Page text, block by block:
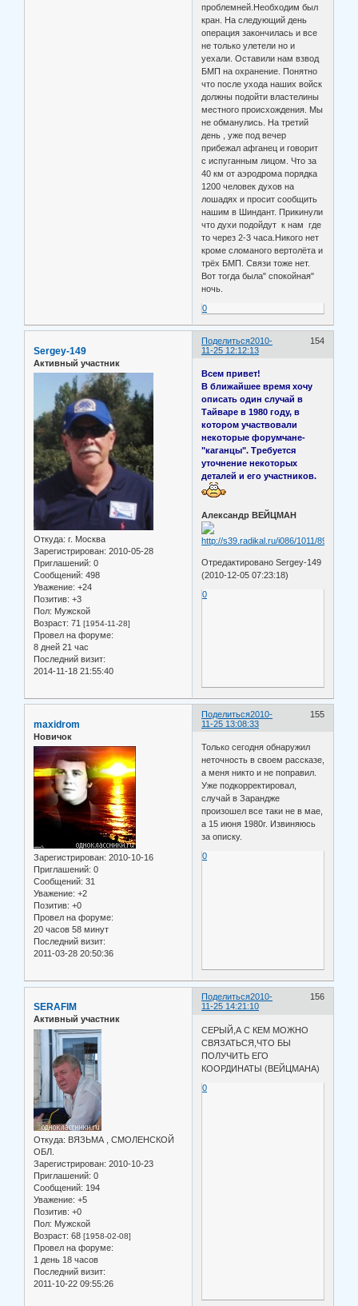
проблемней.Необходим был
кран. На следующий день
операция закончилась и все
не только улетели но и
уехали. Оставили нам взвод
БМП на охранение. Понятно
что после ухода наших войск
должны подойти властелины
местного происхождения. Мы
не обманулись. На третий
день , уже под вечер
прибежал афганец и говорит
с испуганным лицом. Что за
40 км от аэродрома порядка
1200 человек духов на
лошадях и просит сообщить
нашим в Шиндант. Прикинули
что духи подойдут к нам где
то через 2-3 часа.Никого нет
кроме сломаного вертолёта и
трёх БМП. Связи тоже нет.
Вот тогда была" спокойная"
ночь.
0
Поделиться 154
2010-
11-25 12:12:13
Sergey-149
Активный участник
Откуда: г. Москва
Зарегистрирован: 2010-05-28
Приглашений: 0
Сообщений: 498
Уважение: +24
Позитив: +3
Пол: Мужской
Возраст: 71 [1954-11-28]
Провел на форуме:
8 дней 21 час
Последний визит:
2014-11-18 21:55:40
Всем привет!
В ближайшее время хочу
описать один случай в
Тайваре в 1980 году, в
котором участвовали
некоторые форумчане-
"каганцы". Требуется
уточнение некоторых
деталей и его участников.
Александр ВЕЙЦМАН
Отредактировано Sergey-149
(2010-12-05 07:23:18)
0
Поделиться 155
2010-
11-25 13:08:33
maxidrom
Новичок
Зарегистрирован: 2010-10-16
Приглашений: 0
Сообщений: 31
Уважение: +2
Позитив: +0
Провел на форуме:
20 часов 58 минут
Последний визит:
2011-03-28 20:50:36
Только сегодня обнаружил
неточность в своем рассказе,
а меня никто и не поправил.
Уже подкорректировал,
случай в Зарандже
произошел все таки не в мае,
а 15 июня 1980г. Извиняюсь
за описку.
0
Поделиться 156
2010-
11-25 14:21:10
SERAFIM
Активный участник
Откуда: ВЯЗЬМА , СМОЛЕНСКОЙ
ОБЛ.
Зарегистрирован: 2010-10-23
Приглашений: 0
Сообщений: 194
Уважение: +5
Позитив: +0
Пол: Мужской
Возраст: 68 [1958-02-08]
Провел на форуме:
1 день 18 часов
Последний визит:
2011-10-22 09:55:26
СЕРЫЙ,А С КЕМ МОЖНО
СВЯЗАТЬСЯ,ЧТО БЫ
ПОЛУЧИТЬ ЕГО
КООРДИНАТЫ (ВЕЙЦМАНА)
0